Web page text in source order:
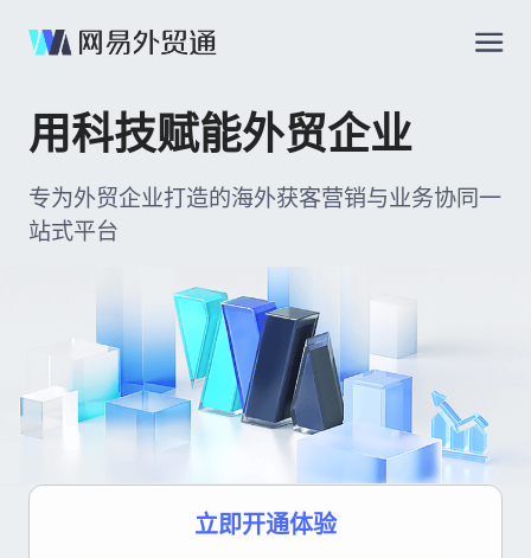
用科技赋能外贸企业
专为外贸企业打造的海外获客营销与业务协同一
站式平台
立即开通体验